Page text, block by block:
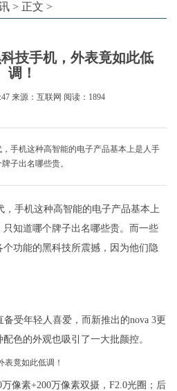
> 正文 >
技手机，外表竟如此低
调！
来源：互联网 阅读：1894
，手机这种高智能的电子产品基本上是人手
子出名哪些贵。
，手机这种高智能的电子产品基本上
知道哪个牌子出名哪些贵。而一些
功能的黑科技所震撼，因为他们隐
备受年轻人喜爱，而新推出的nova 3更
色的外观也吸引了一大批颜控。
像素+200万像素双摄，F2.0光圈；后